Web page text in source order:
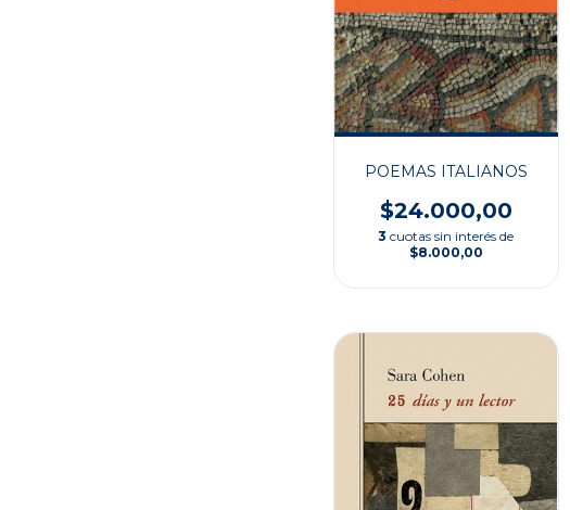
POEMAS ITALIANOS
$24.000,00
3 cuotas sin interés de
$8.000,00